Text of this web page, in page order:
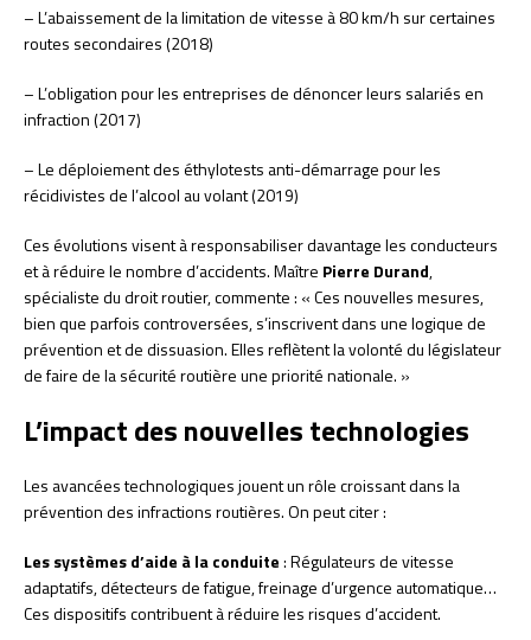
– L’abaissement de la limitation de vitesse à 80 km/h sur certaines
routes secondaires (2018)
– L’obligation pour les entreprises de dénoncer leurs salariés en
infraction (2017)
– Le déploiement des éthylotests anti-démarrage pour les
récidivistes de l’alcool au volant (2019)
Ces évolutions visent à responsabiliser davantage les conducteurs
et à réduire le nombre d’accidents. Maître Pierre Durand,
spécialiste du droit routier, commente : « Ces nouvelles mesures,
bien que parfois controversées, s’inscrivent dans une logique de
prévention et de dissuasion. Elles reflètent la volonté du législateur
de faire de la sécurité routière une priorité nationale. »
L’impact des nouvelles technologies
Les avancées technologiques jouent un rôle croissant dans la
prévention des infractions routières. On peut citer :
Les systèmes d’aide à la conduite: Régulateurs de vitesse
adaptatifs, détecteurs de fatigue, freinage d’urgence automatique…
Ces dispositifs contribuent à réduire les risques d’accident.